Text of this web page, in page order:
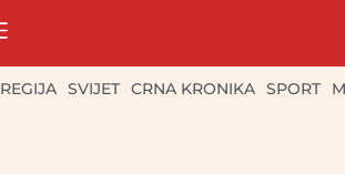
REGIJA SVIJET CRNA KRONIKA SPORT